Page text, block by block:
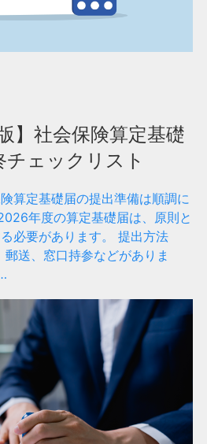
】社会保険算定基礎
チェックリスト
算定基礎届の提出準備は順調に
年度の算定基礎届は、原則と
必要があります。 提出方法
送、窓口持参などがありま